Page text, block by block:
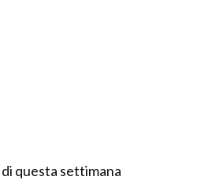
questa settimana